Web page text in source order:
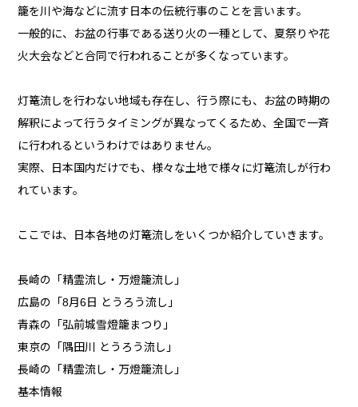
籠を川や海などに流す日本の伝統行事のことを言います。
一般的に、お盆の行事である送り火の一種として、夏祭りや花
火大会などと合同で行われることが多くなっています。
灯篭流しを行わない地域も存在し、行う際にも、お盆の時期の
解釈によって行うタイミングが異なってくるため、全国で一斉
に行われるというわけではありません。
実際、日本国内だけでも、様々な土地で様々に灯篭流しが行わ
れています。
ここでは、日本各地の灯篭流しをいくつか紹介していきます。
長崎の「精霊流し・万燈籠流し」
広島の「8月6日 とうろう流し」
青森の「弘前城雪燈籠まつり」
東京の「隅田川 とうろう流し」
長崎の「精霊流し・万燈籠流し」
基本情報